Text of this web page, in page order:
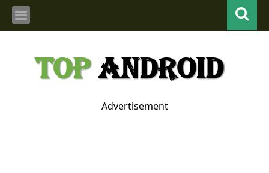
Advertisement